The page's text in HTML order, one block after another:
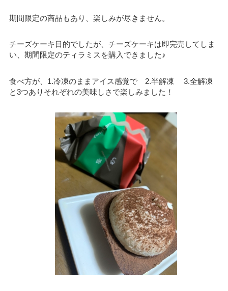
期間限定の商品もあり、楽しみが尽きません。
チーズケーキ目的でしたが、チーズケーキは即完売してしま
い、期間限定のティラミスを購入できました♪
食べ方が、1.冷凍のままアイス感覚で 2.半解凍 3.全解凍
と3つありそれぞれの美味しさで楽しみました！